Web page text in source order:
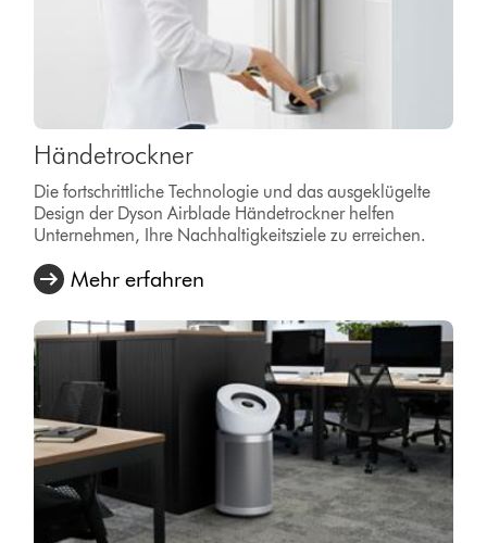
Händetrockner
Die fortschrittliche Technologie und das ausgeklügelte
Design der Dyson Airblade Händetrockner helfen
Unternehmen, Ihre Nachhaltigkeitsziele zu erreichen.
Mehr erfahren